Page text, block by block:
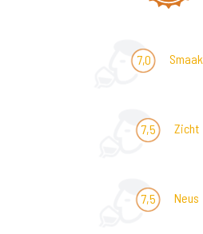
7,0 Smaak
7,5 Zicht
7,5 Neus